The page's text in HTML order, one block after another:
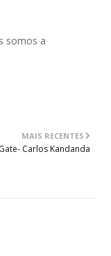
somos a
MAIS RECENTES
Carlos Kandanda